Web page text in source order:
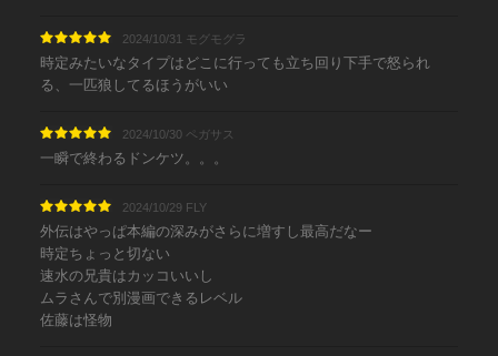
2024/10/31 モグモグラ
時定みたいなタイプはどこに行っても立ち回り下手で怒られ
る、一匹狼してるほうがいい
2024/10/30 ペガサス
一瞬で終わるドンケツ。。。
2024/10/29 FLY
外伝はやっぱ本編の深みがさらに増すし最高だなー
時定ちょっと切ない
速水の兄貴はカッコいいし
ムラさんで別漫画できるレベル
佐藤は怪物